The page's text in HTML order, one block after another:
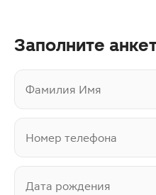
Заполните
Фамилия Имя
Номер телефона
Дата рождения